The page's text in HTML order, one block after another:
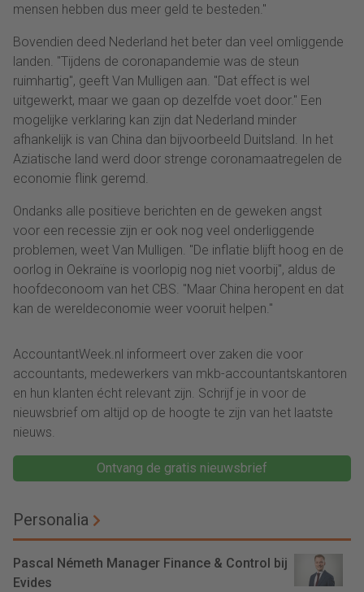
mensen hebben dus meer geld te besteden."
Bovendien deed Nederland het beter dan veel omliggende
landen. "Tijdens de coronapandemie was de steun
ruimhartig", geeft Van Mulligen aan. "Dat effect is wel
uitgewerkt, maar we gaan op dezelfde voet door." Een
mogelijke verklaring kan zijn dat Nederland minder
afhankelijk is van China dan bijvoorbeeld Duitsland. In het
Aziatische land werd door strenge coronamaatregelen de
economie flink geremd.
Ondanks alle positieve berichten en de geweken angst
voor een recessie zijn er ook nog veel onderliggende
problemen, weet Van Mulligen. "De inflatie blijft hoog en de
oorlog in Oekraïne is voorlopig nog niet voorbij", aldus de
hoofdeconoom van het CBS. "Maar China heropent en dat
kan de wereldeconomie weer vooruit helpen."
AccountantWeek.nl informeert over zaken die voor
accountants, medewerkers van mkb-accountantskantoren
en hun klanten écht relevant zijn. Schrijf je in voor de
nieuwsbrief om altijd op de hoogte te zijn van het laatste
nieuws.
Ontvang de gratis nieuwsbrief
Personalia
Pascal Németh Manager Finance & Control bij
Evides